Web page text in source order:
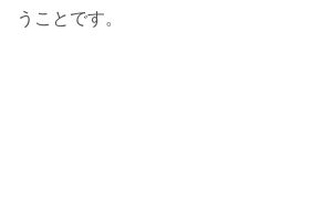
うことです。